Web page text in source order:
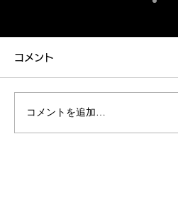
す！ いつもブログをご覧
ざいます。 いよいよ冬本番ですね。 大阪市内
様いかがお過ごしでしょうか。 冬のドラ
いえば、スキーやスノー
コメント
コメントを追加…